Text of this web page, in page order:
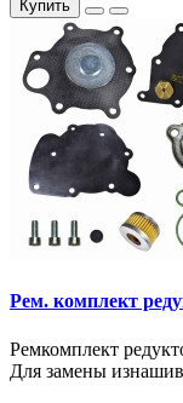
Купить
Рем. комплект
Ремкомплект
Для замены